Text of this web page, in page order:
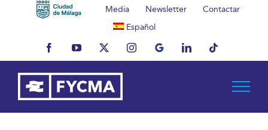
Media Newsletter
Contactar
Español
FacebookYouTubeX InstagramMyBusinessLinkedInTiktok